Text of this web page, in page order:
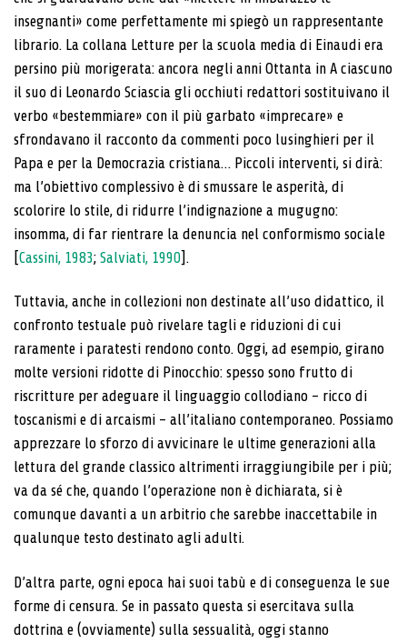
insegnanti» come perfettamente mi spiegò un rappresentante
librario. La collana Letture per la scuola media di Einaudi era
persino più morigerata: ancora negli anni Ottanta in A ciascuno
il suo di Leonardo Sciascia gli occhiuti redattori sostituivano il
verbo «bestemmiare» con il più garbato «imprecare» e
sfrondavano il racconto da commenti poco lusinghieri per il
Papa e per la Democrazia cristiana… Piccoli interventi, si dirà:
ma l’obiettivo complessivo è di smussare le asperità, di
scolorire lo stile, di ridurre l’indignazione a mugugno:
insomma, di far rientrare la denuncia nel conformismo sociale
[Cassini, 1983; Salviati, 1990].
Tuttavia, anche in collezioni non destinate all’uso didattico, il
confronto testuale può rivelare tagli e riduzioni di cui
raramente i paratesti rendono conto. Oggi, ad esempio, girano
molte versioni ridotte di Pinocchio: spesso sono frutto di
riscritture per adeguare il linguaggio collodiano – ricco di
toscanismi e di arcaismi – all’italiano contemporaneo. Possiamo
apprezzare lo sforzo di avvicinare le ultime generazioni alla
lettura del grande classico altrimenti irraggiungibile per i più;
va da sé che, quando l’operazione non è dichiarata, si è
comunque davanti a un arbitrio che sarebbe inaccettabile in
qualunque testo destinato agli adulti.
D’altra parte, ogni epoca hai suoi tabù e di conseguenza le sue
forme di censura. Se in passato questa si esercitava sulla
dottrina e (ovviamente) sulla sessualità, oggi stanno